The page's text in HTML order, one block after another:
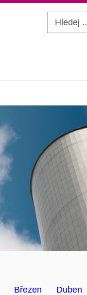
Březen Duben